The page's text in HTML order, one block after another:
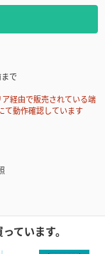
で
経由で販売されている端
て動作確認しています
ています。